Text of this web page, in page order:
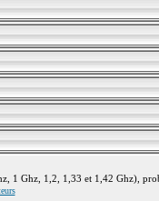
1 Ghz, 1,2, 1,33 et 1,42 Ghz),